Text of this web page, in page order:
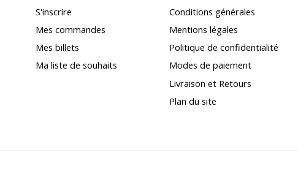
S'inscrire
Mes commandes
Mes billets
Ma liste de souhaits
Conditions générales
Mentions légales
Politique de confidentialité
Modes de paiement
Livraison et Retours
Plan du site